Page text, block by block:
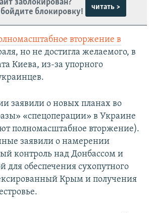
заблокирован?
блокировку!
читать >
вторжение в
но не достигла желаемого, в
Киева, из-за упорного
заявили о новых планах во
«спецоперации» в Украине
полномасштабное вторжение).
заявили о намерении
контроль над Донбассом и
обеспечения сухопутного
Крым и получения